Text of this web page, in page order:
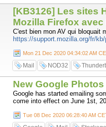
[KB3126] Les sites
Mozilla Firefox
C'est bien mon AV qui bloquait
https://support.mozilla.org/fr/
Mon 21 Dec 2020 04:34:02 AM
Mail NOD32
New Google
Google has started emailing
come into effect on June 1st,
Tue 08 Dec 2020 06:28:40 AM